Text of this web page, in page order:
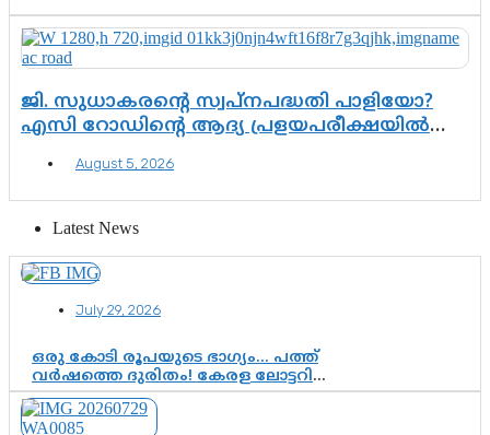
ജി. സുധാകരന്റെ സ്വപ്നപദ്ധതി പാളിയോ?
എസി റോഡിന്റെ ആദ്യ പ്രളയപരീക്ഷയിൽ
August 5, 2026
Latest News
July 29, 2026
ഒരു കോടി രൂപയുടെ ഭാഗ്യം… പത്ത്
വർഷത്തെ ദുരിതം! കേരള ലോട്ടറി
സംവിധാനത്തെ ചോദ്യം ചെയ്ത്
കോയയുടെ പോരാട്ടം